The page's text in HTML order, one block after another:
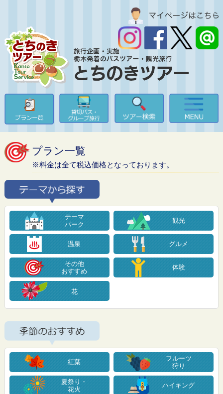
プラン一覧
※料金は全て税込価格となっております。
テーマ
パーク
観光
温泉 グルメ
その他
おすすめ
体験
花
紅葉
フルーツ
狩り
夏祭り・
花火
ハイキング